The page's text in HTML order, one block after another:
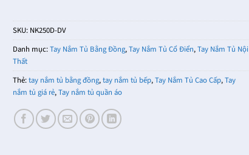
SKU: NK250D-DV
Danh mục:Tay Nắm Tủ Bằng Đồng,Tay Nắm Tủ Cổ Điển,Tay Nắm Tủ Nội
Thất
Thẻ:tay nắm tủ bằng đồng,tay nắm tủ bếp,Tay Nắm Tủ Cao Cấp,Tay
nắm tủ giá rẻ,Tay nắm tủ quần áo